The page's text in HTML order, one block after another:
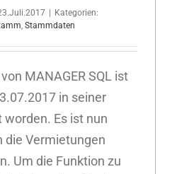
Kategorien:
, Stammdaten
MANAGER SQL ist
in seiner
Es ist nun
die Vermietungen
Um die Funktion zu